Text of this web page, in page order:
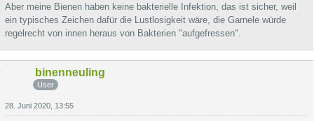
Aber meine Bienen haben keine bakterielle Infektion, das ist sicher, weil
ein typisches Zeichen dafür die Lustlosigkeit wäre, die Garnele würde
regelrecht von innen heraus von Bakterien "aufgefressen".
binenneuling
User
28. Juni 2020, 13:55